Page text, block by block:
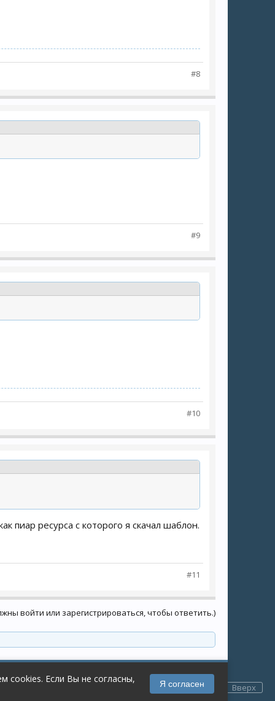
#8
#9
#10
пиар ресурса с которого я скачал шаблон.
#11
войти или зарегистрироваться, чтобы ответить.)
Вверх
Условия и правила Политика конфиденциальности
cookies. Если Вы не согласны, Я согласен